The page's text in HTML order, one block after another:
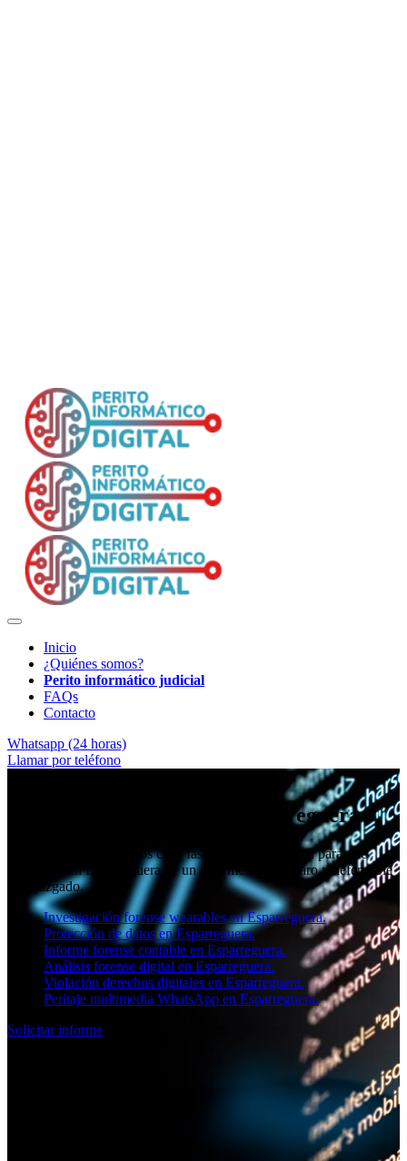
Inicio
¿Quiénes somos?
Perito informático judicial
FAQs
Contacto
Whatsapp (24 horas)
Llamar por teléfono
Peritaje informático en Esparreguera
En SOCIAL11 cuidamos cada fase del análisis digital para que
dispongas en Esparreguera de un informe sólido, claro y defendible
ante juzgado.
Investigación forense wearables en Esparreguera.
Protección de datos en Esparreguera.
Informe forense contable en Esparreguera.
Análisis forense digital en Esparreguera.
Violación derechos digitales en Esparreguera.
Peritaje multimedia WhatsApp en Esparreguera.
Solicitar informe